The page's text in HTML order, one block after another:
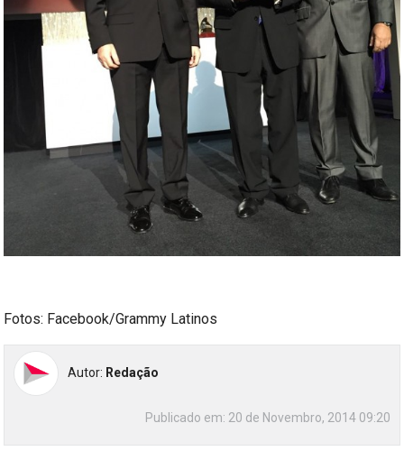
Fotos: Facebook/Grammy Latinos
Autor: Redação
Publicado em: 20 de Novembro, 2014 09:20